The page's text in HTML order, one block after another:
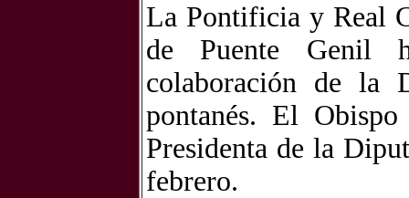
La Pontificia y Real
de Puente Genil
colaboración de la
pontanés. El
Presidenta de la
febrero.